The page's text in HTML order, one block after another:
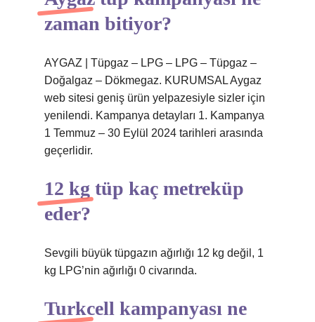
zaman bitiyor?
AYGAZ | Tüpgaz – LPG – LPG – Tüpgaz –
Doğalgaz – Dökmegaz. KURUMSAL Aygaz
web sitesi geniş ürün yelpazesiyle sizler için
yenilendi. Kampanya detayları 1. Kampanya
1 Temmuz – 30 Eylül 2024 tarihleri ​​arasında
geçerlidir.
12 kg tüp kaç metreküp
eder?
Sevgili büyük tüpgazın ağırlığı 12 kg değil, 1
kg LPG’nin ağırlığı 0 civarında.
Turkcell kampanyası ne